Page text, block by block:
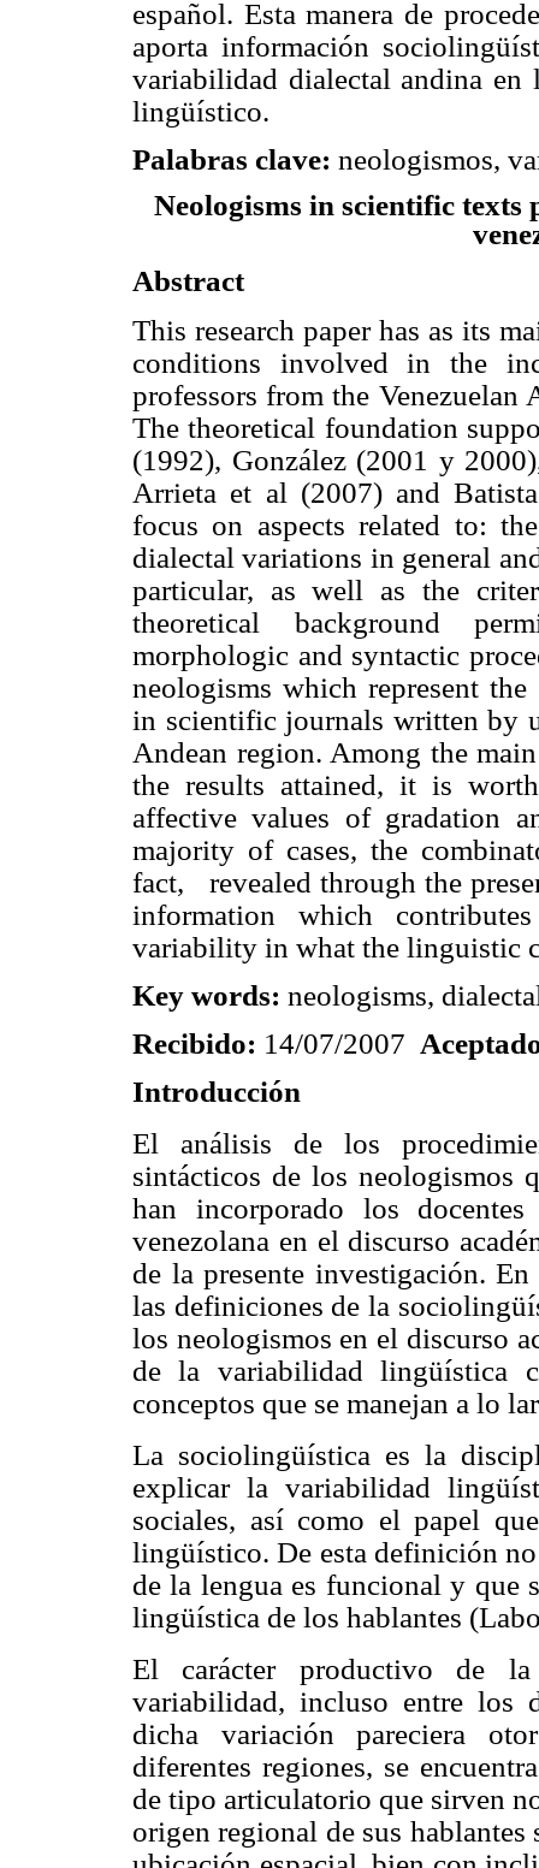
español. Esta manera de
aporta información
variabilidad dialectal andina en
lingüístico.
Palabras clave: neologismos,
Neologisms in scientific texts
Abstract
This research paper has as its
conditions involved in the
professors from the Venezuelan
The theoretical foundation
(1992), González (2001 y
Arrieta et al (2007) and
focus on aspects related to:
dialectal variations in general
particular, as well as the
theoretical background
morphologic and syntactic
neologisms which represent
in scientific journals written by
Andean region. Among the
the results attained, it is
affective values of gradation
majority of cases, the
fact,
revealed through the
information which
variability in what the linguistic
Key words: neologisms,
Recibido: 14/07/2007
Introducción
El análisis de los
sintácticos de los neologismos
han incorporado los
venezolana en el discurso
de la presente investigación.
las definiciones de la
los neologismos en el discurso
de la variabilidad lingüística
conceptos que se manejan a lo
La sociolingüística es la
explicar la variabilidad
sociales, así como el papel
lingüístico. De esta definición no
de la lengua es funcional y que
lingüística de los hablantes
El carácter productivo de la
variabilidad, incluso entre los
dicha variación pareciera
diferentes regiones, se
de tipo articulatorio que sirven
origen regional de sus